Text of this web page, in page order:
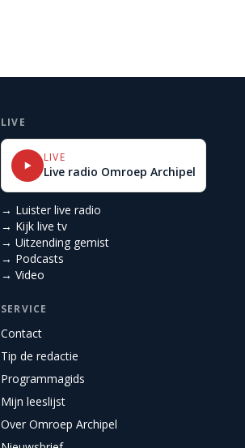
LIVE
LIVE
Live radio Omroep Archipel
→ Luister live radio
→ Kijk live tv
→ Uitzending gemist
→ Podcasts
→ Video
SERVICE
Contact
Tip de redactie
Programmagids
Mijn leeslijst
Over Omroep Archipel